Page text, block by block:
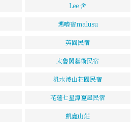
Lee 舍
瑪嚕宿malusu
英園民宿
太魯閣藝術民宿
汎水淩山花園民宿
花蓮七星潭夏屋民宿
凱鑫山莊